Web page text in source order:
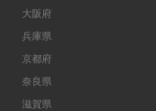
大阪府
兵庫県
京都府
奈良県
滋賀県